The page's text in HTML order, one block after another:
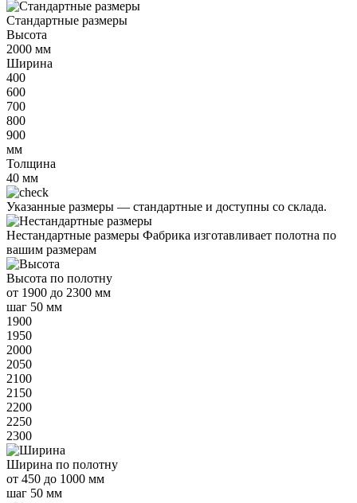
Стандартные размеры
Высота
2000 мм
Ширина
400
600
700
800
900
мм
Толщина
40 мм
Указанные размеры — стандартные и доступны со склада.
Нестандартные размеры Фабрика изготавливает полотна по
вашим размерам
Высота по полотну
от 1900 до 2300 мм
шаг 50 мм
1900
1950
2000
2050
2100
2150
2200
2250
2300
Ширина по полотну
от 450 до 1000 мм
шаг 50 мм